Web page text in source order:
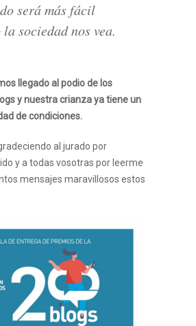
será más fácil
sociedad nos vea.
llegado al podio de los
y nuestra crianza ya tiene un
de condiciones.
al jurado por
y a todas vosotras por leerme
mensajes maravillosos estos